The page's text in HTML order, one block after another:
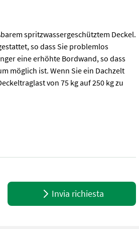
spritzwassergeschütztem Deckel.
so dass Sie problemlos
eine erhöhte Bordwand, so dass
möglich ist. Wenn Sie ein Dachzelt
von 75 kg auf 250 kg zu
spritzwassergeschütztem
Invia richiesta